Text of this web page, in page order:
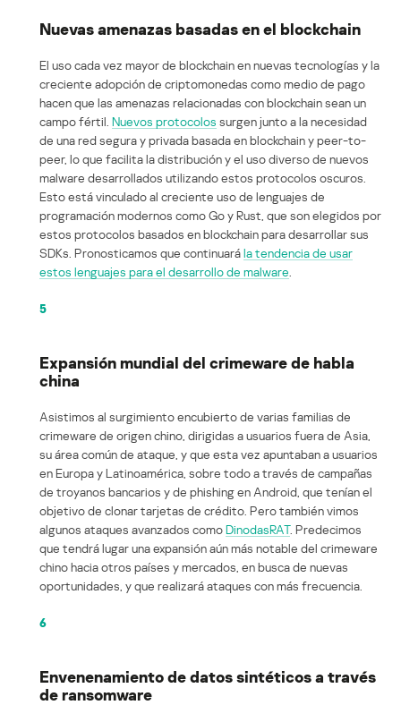
Nuevas amenazas basadas en el blockchain
El uso cada vez mayor de blockchain en nuevas tecnologías y la
creciente adopción de criptomonedas como medio de pago
hacen que las amenazas relacionadas con blockchain sean un
campo fértil. Nuevos protocolos surgen junto a la necesidad
de una red segura y privada basada en blockchain y peer-to-
peer, lo que facilita la distribución y el uso diverso de nuevos
malware desarrollados utilizando estos protocolos oscuros.
Esto está vinculado al creciente uso de lenguajes de
programación modernos como Go y Rust, que son elegidos por
estos protocolos basados en blockchain para desarrollar sus
SDKs. Pronosticamos que continuarála tendencia de usar
estos lenguajes para el desarrollo de malware
5
Expansión mundial del crimeware de habla
china
Asistimos al surgimiento encubierto de varias familias de
crimeware de origen chino, dirigidas a usuarios fuera de Asia,
su área común de ataque, y que esta vez apuntaban a usuarios
en Europa y Latinoamérica, sobre todo a través de campañas
de troyanos bancarios y de phishing en Android, que tenían el
objetivo de clonar tarjetas de crédito. Pero también vimos
algunos ataques avanzados comoDinodasRAT. Predecimos
que tendrá lugar una expansión aún más notable del crimeware
chino hacia otros países y mercados, en busca de nuevas
oportunidades, y que realizará ataques con más frecuencia.
6
Envenenamiento de datos sintéticos a través
de ransomware